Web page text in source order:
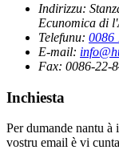
Indirizzu:
Ecunomica di
Telefunu: 0086
E-mail:
Fax: 0086-22-
Inchiesta
Per dumande nantu
vostru email è vi